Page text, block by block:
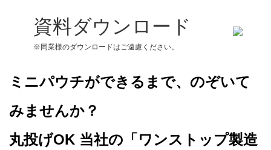
資料ダウンロード
※同業様のダウンロードはご遠慮ください。
ミニパウチができるまで、のぞいて
みませんか？
丸投げOK 当社の「ワンストップ製造